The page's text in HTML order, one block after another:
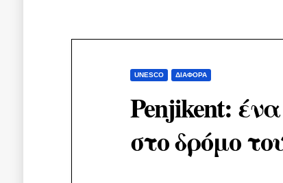
UNESCO ΔΙΆΦΟΡΑ
Penjikent:
στο δρόμο